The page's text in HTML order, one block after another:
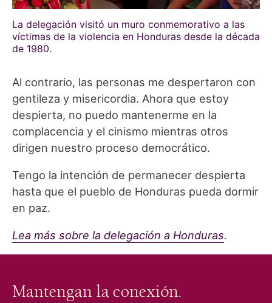
La delegación visitó un muro conmemorativo a las
víctimas de la violencia en Honduras desde la década
de 1980.
Al contrario, las personas me despertaron con
gentileza y misericordia. Ahora que estoy
despierta, no puedo mantenerme en la
complacencia y el cinismo mientras otros
dirigen nuestro proceso democrático.
Tengo la intención de permanecer despierta
hasta que el pueblo de Honduras pueda dormir
en paz.
Lea más sobre la delegación a Honduras.
Mantengan la conexión.